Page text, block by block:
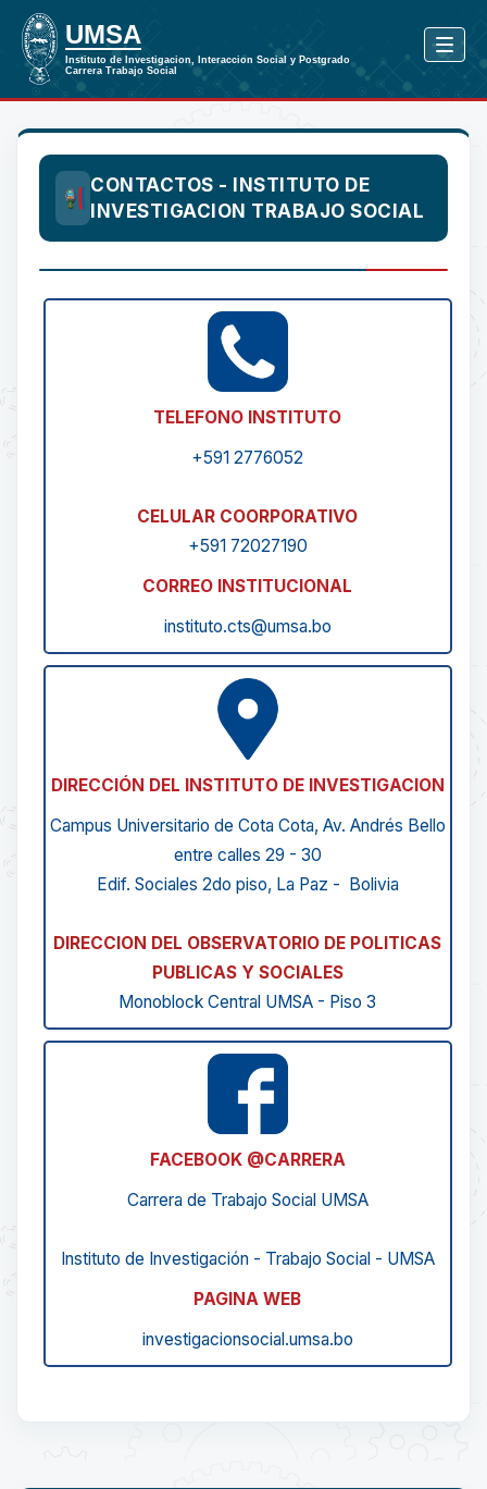
CONTACTOS - INSTITUTO DE
INVESTIGACION TRABAJO SOCIAL
TELEFONO INSTITUTO
+591 2776052
CELULAR COORPORATIVO
+591 72027190
CORREO INSTITUCIONAL
instituto.cts@umsa.bo
DIRECCIÓN DEL INSTITUTO DE INVESTIGACION
Campus Universitario de Cota Cota, Av. Andrés Bello
entre calles 29 - 30
Edif. Sociales 2do piso, La Paz - Bolivia
DIRECCION DEL OBSERVATORIO DE POLITICAS
PUBLICAS Y SOCIALES
Monoblock Central UMSA - Piso 3
FACEBOOK @CARRERA
Carrera de Trabajo Social UMSA
Instituto de Investigación - Trabajo Social - UMSA
PAGINA WEB
investigacionsocial.umsa.bo